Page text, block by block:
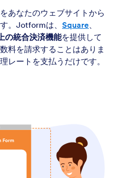
あなたのウェブサイトから
。Jotformは、 Square
の統合決済機能を提供して
料を請求することはありま
レートを支払うだけです。